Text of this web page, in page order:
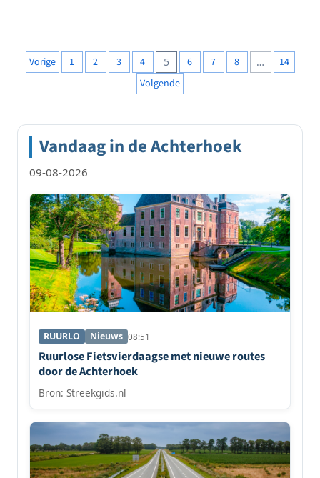
Berichten
Vorige 1 2 3 4 5 6 7 8 …
14
Volgende
Vandaag in de Achterhoek
09-08-2026
RUURLO Nieuws 08:51
Ruurlose Fietsvierdaagse met nieuwe routes
door de Achterhoek
Bron: Streekgids.nl